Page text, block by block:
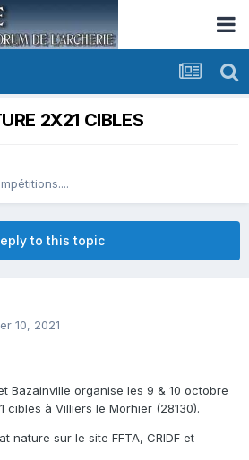
2X21 CIBLES
to this topic
10, 2021
Bazainville organise les 9 & 10 octobre
à Villiers le Morhier (28130).
nature sur le site FFTA, CRIDF et